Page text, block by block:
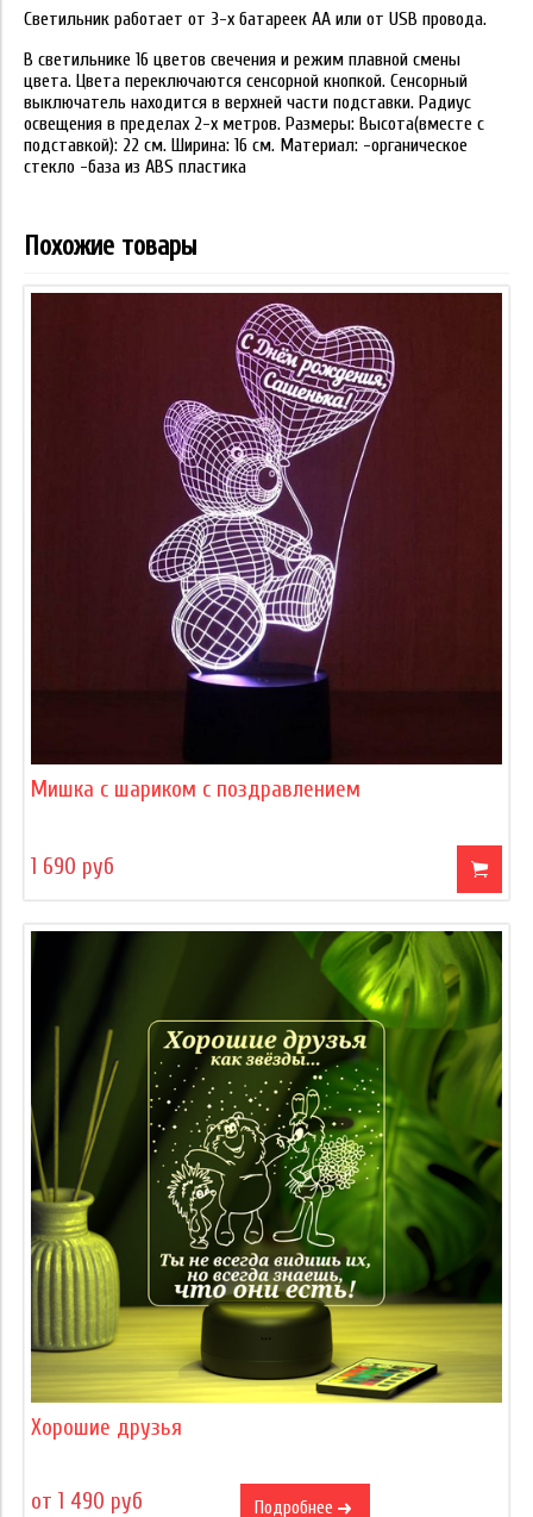
Светильник работает от 3-х батареек АА или от USB провода.
В светильнике 16 цветов свечения и режим плавной смены
цвета. Цвета переключаются сенсорной кнопкой. Сенсорный
выключатель находится в верхней части подставки. Радиус
освещения в пределах 2-х метров. Размеры: Высота(вместе с
подставкой): 22 см. Ширина: 16 см. Материал: -органическое
стекло -база из ABS пластика
Похожие товары
Мишка с шариком с поздравлением
1 690 руб
Хорошие друзья
от 1 490 руб Подробнее